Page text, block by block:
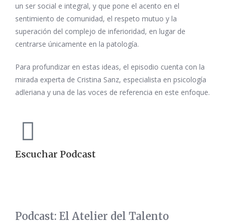
un ser social e integral, y que pone el acento en el
sentimiento de comunidad, el respeto mutuo y la
superación del complejo de inferioridad, en lugar de
centrarse únicamente en la patología.
Para profundizar en estas ideas, el episodio cuenta con la
mirada experta de Cristina Sanz, especialista en psicología
adleriana y una de las voces de referencia en este enfoque.
Escuchar Podcast
Podcast: El Atelier del Talento